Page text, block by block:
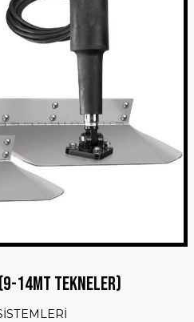
14mt tekneler)